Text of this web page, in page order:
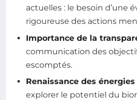
actuelles : le besoin d’une
rigoureuse des actions
Importance de la
communication des
escomptés.
Renaissance des
explorer le potentiel du